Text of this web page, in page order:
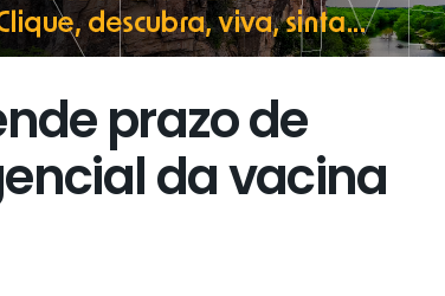
prazo de
da vacina